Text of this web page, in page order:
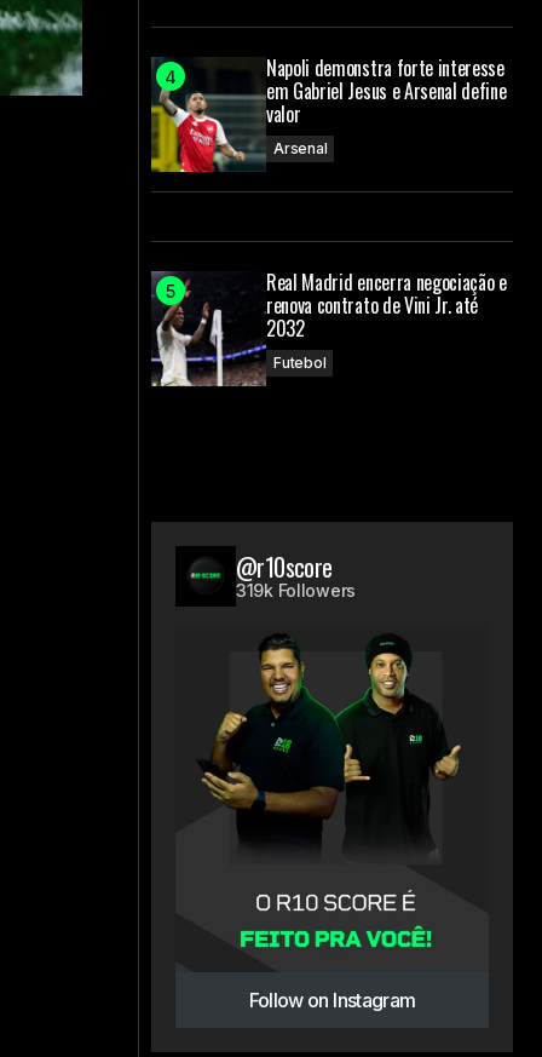
Napoli demonstra forte interesse
em Gabriel Jesus e Arsenal define
valor
Arsenal
Real Madrid encerra negociação e
renova contrato de Vini Jr. até
2032
Futebol
@r10score
319k Followers
Follow on Instagram